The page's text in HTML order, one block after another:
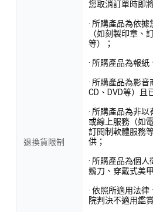
退換貨限制
您取消訂單時即
· 所購產品為依
（如刻製印章、
等）；
· 所購產品為報紙
· 所購產品為影
CD、DVD等）且
· 所購產品為非
或線上服務（如
訂閱制軟體服務
供；
· 所購產品為個
鬍刀、穿戴式美
· 依照所適用法
院判決不適用鑑